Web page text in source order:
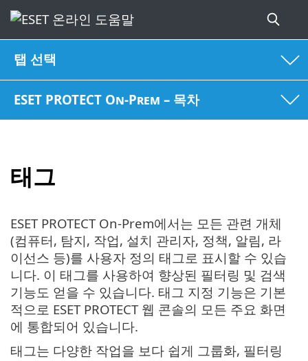
탭 선택
ESET PROTECT On-Prem – 목차
태그
ESET PROTECT On-Prem에서는 모든 관련 개체
(컴퓨터, 탐지, 작업, 설치 관리자, 정책, 알림, 라
이선스 등)를 사용자 정의 태그로 표시할 수 있습
니다. 이 태그를 사용하여 향상된 필터링 및 검색
기능도 얻을 수 있습니다. 태그 지정 기능은 기본
적으로 ESET PROTECT 웹 콘솔의 모든 주요 화면
에 통합되어 있습니다.
태그는 다양한 작업을 보다 쉽게 그룹화, 필터링